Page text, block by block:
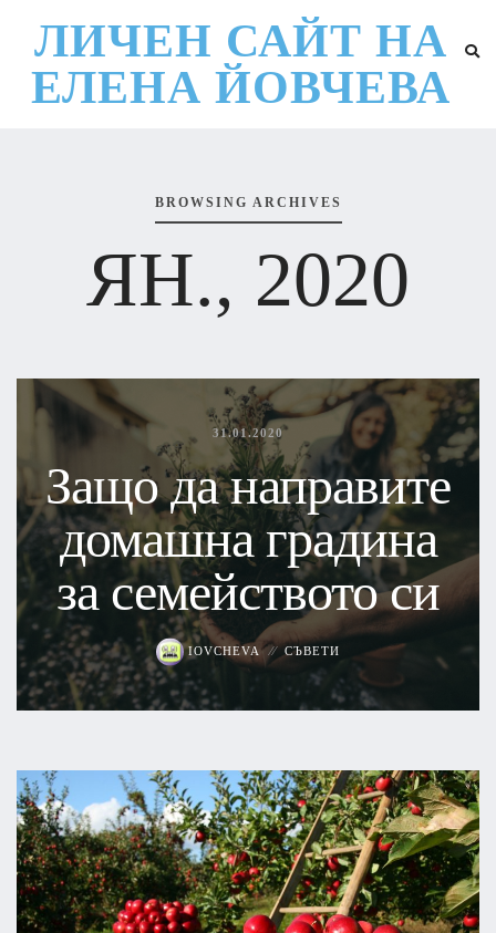
ЛИЧЕН САЙТ НА
ЕЛЕНА ЙОВЧЕВА
BROWSING ARCHIVES
ЯН., 2020
31.01.2020
Защо да направите
домашна градина
за семейството си
IOVCHEVA СЪВЕТИ